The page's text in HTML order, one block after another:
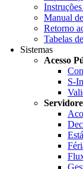
Manual
Retorno
Tabelas
Sistemas
Acesso
S-